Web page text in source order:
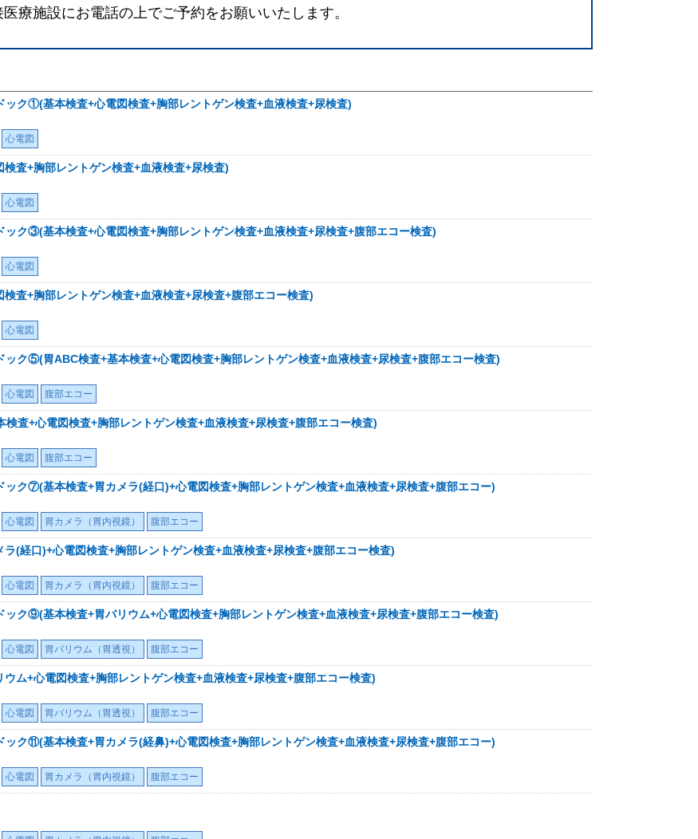
医療施設にお電話の上でご予約をお願いいたします。
ック①(基本検査+心電図検査+胸部レントゲン検査+血液検査+尿検査)
心電図
査+胸部レントゲン検査+血液検査+尿検査)
心電図
ック③(基本検査+心電図検査+胸部レントゲン検査+血液検査+尿検査+腹部エコー検査)
心電図
査+胸部レントゲン検査+血液検査+尿検査+腹部エコー検査)
心電図
ック⑤(胃ABC検査+基本検査+心電図検査+胸部レントゲン検査+血液検査+尿検査+腹部エコー検査)
心電図 腹部エコー
査+心電図検査+胸部レントゲン検査+血液検査+尿検査+腹部エコー検査)
心電図 腹部エコー
ック⑦(基本検査+胃カメラ(経口)+心電図検査+胸部レントゲン検査+血液検査+尿検査+腹部エコー)
心電図 胃カメラ（胃内視鏡） 腹部エコー
(経口)+心電図検査+胸部レントゲン検査+血液検査+尿検査+腹部エコー検査)
心電図 胃カメラ（胃内視鏡） 腹部エコー
ック⑨(基本検査+胃バリウム+心電図検査+胸部レントゲン検査+血液検査+尿検査+腹部エコー検査)
心電図 胃バリウム（胃透視） 腹部エコー
ム+心電図検査+胸部レントゲン検査+血液検査+尿検査+腹部エコー検査)
心電図 胃バリウム（胃透視） 腹部エコー
ック⑪(基本検査+胃カメラ(経鼻)+心電図検査+胸部レントゲン検査+血液検査+尿検査+腹部エコー)
心電図 胃カメラ（胃内視鏡） 腹部エコー